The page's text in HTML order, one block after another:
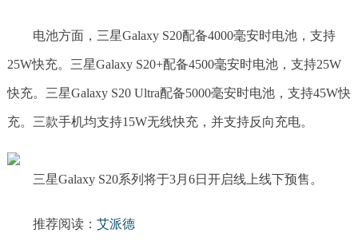
电池方面，三星Galaxy S20配备4000毫安时电池，支持
25W快充。三星Galaxy S20+配备4500毫安时电池，支持25W
快充。三星Galaxy S20 Ultra配备5000毫安时电池，支持45W快
充。三款手机均支持15W无线快充，并支持反向充电。
三星Galaxy S20系列将于3月6日开启线上线下预售。
推荐阅读： 艾派德